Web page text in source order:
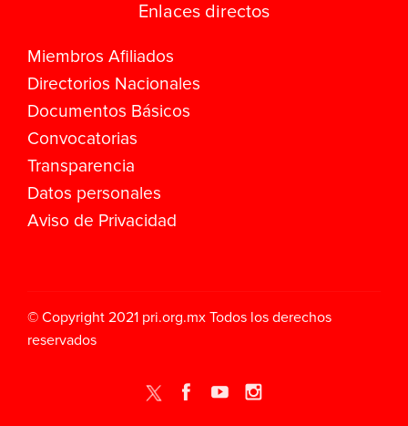
Enlaces directos
Miembros Afiliados
Directorios Nacionales
Documentos Básicos
Convocatorias
Transparencia
Datos personales
Aviso de Privacidad
© Copyright 2021 pri.org.mx Todos los derechos
reservados